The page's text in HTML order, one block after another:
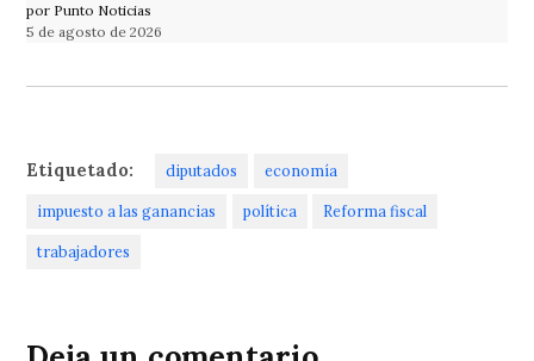
por Punto Noticias
5 de agosto de 2026
Etiquetado: diputados economía
impuesto a las ganancias política Reforma fiscal
trabajadores